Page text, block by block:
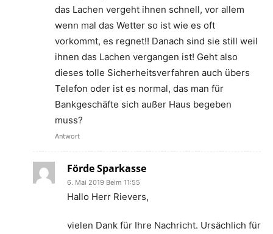
das Lachen vergeht ihnen schnell, vor allem
wenn mal das Wetter so ist wie es oft
vorkommt, es regnet!! Danach sind sie still weil
ihnen das Lachen vergangen ist! Geht also
dieses tolle Sicherheitsverfahren auch übers
Telefon oder ist es normal, das man für
Bankgeschäfte sich außer Haus begeben
muss?
Antwort
Förde Sparkasse
6. Mai 2019 Beim 11:55
Hallo Herr Rievers,
vielen Dank für Ihre Nachricht. Ursächlich für